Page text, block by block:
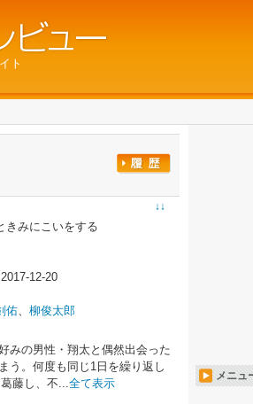
ト
↓↓
きみにこいをする
12-20
佑、 柳俊太郎
みの男性・翔太と偶然出会った
う。何度も同じ1日を繰り返し
藤し、不...全て表示
メニュ